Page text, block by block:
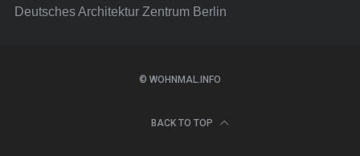
Deutsches Architektur Zentrum Berlin
© WOHNMAL.INFO
BACK TO TOP